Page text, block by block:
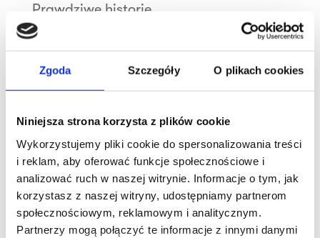
Zgoda Szczegóły O plikach cookies
Niniejsza strona korzysta z plików cookie
Wykorzystujemy pliki cookie do spersonalizowania treści
i reklam, aby oferować funkcje społecznościowe i
analizować ruch w naszej witrynie. Informacje o tym, jak
korzystasz z naszej witryny, udostępniamy partnerom
społecznościowym, reklamowym i analitycznym.
Partnerzy mogą połączyć te informacje z innymi danymi
Prawdziwe historie....
Szukaj
Sukcesy klubowiczek!
Trening wytrzymałościowo-siłowy
Witamy 36 MINUT Strzałkowo
Witamy 36 MINUT Sosnowiec